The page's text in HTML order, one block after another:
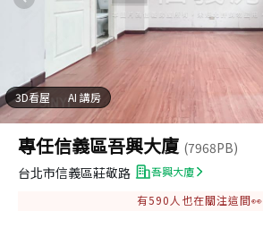
3D看屋 AI 講房
專任信義區吾興大廈 (7968PB)
台北市信義區莊敬路
吾興大廈
有590 人也在關注這間👀